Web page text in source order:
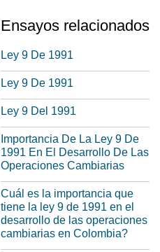
Ensayos relacionados
Ley 9 De 1991
Ley 9 De 1991
Ley 9 Del 1991
Importancia De La Ley 9 De
1991 En El Desarrollo De Las
Operaciones Cambiarias
Cuál es la importancia que
tiene la ley 9 de 1991 en el
desarrollo de las operaciones
cambiarias en Colombia?